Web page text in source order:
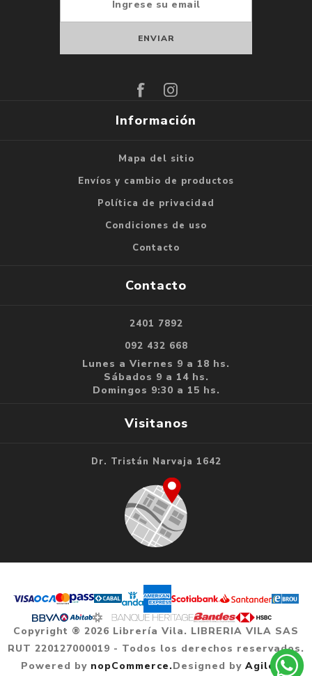
Información
Mapa del sitio
Envíos y cambio de productos
Política de privacidad
Condiciones de uso
Contacto
Contacto
2401 7892
092 432 668
Lunes a Viernes 9 a 18 hs.
Sábados 9 a 14 hs.
Domingos 9:30 a 15 hs.
Visitanos
Dr. Tristán Narvaja 1642
Copyright ® 2026 Librería Vila. LIBRERIA VILA SAS
RUT 220127000019 - Todos los derechos reservados.
Powered by nopCommerce.Designed by Agile.uy